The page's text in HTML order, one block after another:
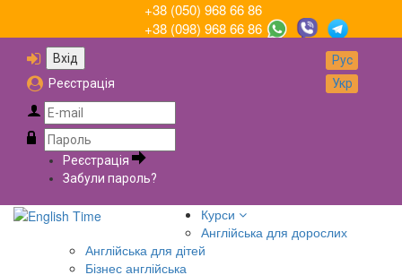
+38 (050) 968 66 86
+38 (098) 968 66 86
Вхід
Реєстрація
Реєстрація
Забули пароль?
Рус
Укр
Курси
Англійська для дорослих
Англійська для дітей
Бізнес англійська